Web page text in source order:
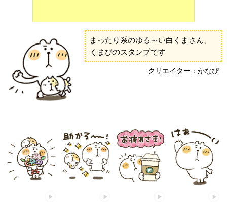
まったり系のゆる～い白くまさん、
くまぴのスタンプです
クリエイター：かなぴ